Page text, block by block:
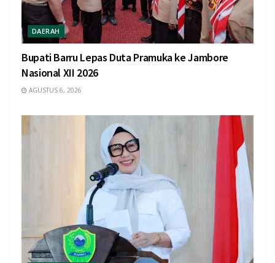
DAERAH
Bupati Barru Lepas Duta Pramuka ke Jambore
Nasional XII 2026
AGUSTUS 6, 2026